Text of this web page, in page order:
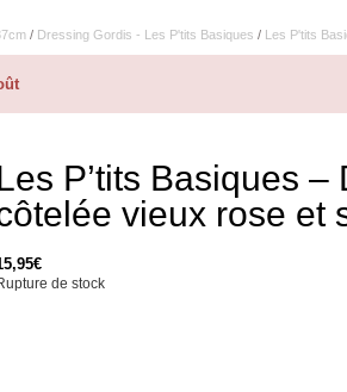
/ Dressing Gordis - Les P'tits Basiques / Les P'tits
P’tits Basiques
vieux rose et
€
de stock